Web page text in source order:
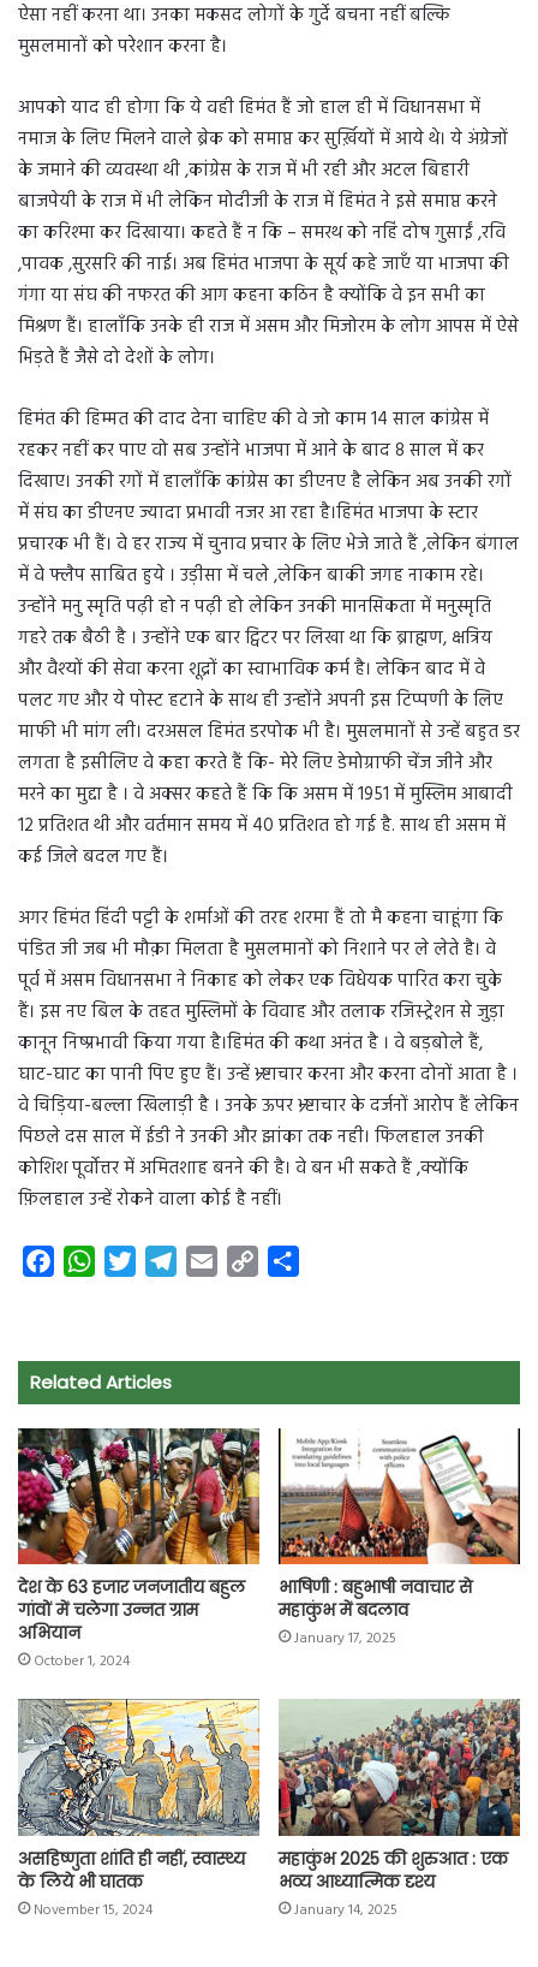
ऐसा नहीं करना था। उनका मकसद लोगों के गुर्दे बचना नहीं बल्कि
मुसलमानों को परेशान करना है।
आपको याद ही होगा कि ये वही हिमंत हैं जो हाल ही में विधानसभा में
नमाज के लिए मिलने वाले ब्रेक को समाप्त कर सुर्ख़ियों में आये थे। ये अंग्रेजों
के जमाने की व्यवस्था थी ,कांग्रेस के राज में भी रही और अटल बिहारी
बाजपेयी के राज में भी लेकिन मोदीजी के राज में हिमंत ने इसे समाप्त करने
का करिश्मा कर दिखाया। कहते हैं न कि – समरथ को नहिं दोष गुसाईं ,रवि
,पावक ,सुरसरि की नाई। अब हिमंत भाजपा के सूर्य कहे जाएँ या भाजपा की
गंगा या संघ की नफरत की आग कहना कठिन है क्योंकि वे इन सभी का
मिश्रण हैं। हालाँकि उनके ही राज में असम और मिजोरम के लोग आपस में ऐसे
भिड़ते हैं जैसे दो देशों के लोग।
हिमंत की हिम्मत की दाद देना चाहिए की वे जो काम 14 साल कांग्रेस में
रहकर नहीं कर पाए वो सब उन्होंने भाजपा में आने के बाद 8 साल में कर
दिखाए। उनकी रगों में हालाँकि कांग्रेस का डीएनए है लेकिन अब उनकी रगों
में संघ का डीएनए ज्यादा प्रभावी नजर आ रहा है।हिमंत भाजपा के स्टार
प्रचारक भी हैं। वे हर राज्य में चुनाव प्रचार के लिए भेजे जाते हैं ,लेकिन बंगाल
में वे फ्लैप साबित हुये । उड़ीसा में चले ,लेकिन बाकी जगह नाकाम रहे।
उन्होंने मनु स्मृति पढ़ी हो न पढ़ी हो लेकिन उनकी मानसिकता में मनुस्मृति
गहरे तक बैठी है । उन्होंने एक बार ट्विटर पर लिखा था कि ब्राह्मण, क्षत्रिय
और वैश्यों की सेवा करना शूद्रों का स्वाभाविक कर्म है। लेकिन बाद में वे
पलट गए और ये पोस्ट हटाने के साथ ही उन्होंने अपनी इस टिप्पणी के लिए
माफी भी मांग ली। दरअसल हिमंत डरपोक भी है। मुसलमानों से उन्हें बहुत डर
लगता है इसीलिए वे कहा करते हैं कि- मेरे लिए डेमोग्राफी चेंज जीने और
मरने का मुद्दा है । वे अक्सर कहते हैं कि कि असम में 1951 में मुस्लिम आबादी
12 प्रतिशत थी और वर्तमान समय में 40 प्रतिशत हो गई है. साथ ही असम में
कई जिले बदल गए हैं।
अगर हिमंत हिंदी पट्टी के शर्माओं की तरह शरमा हैं तो मै कहना चाहूंगा कि
पंडित जी जब भी मौक़ा मिलता है मुसलमानों को निशाने पर ले लेते है। वे
पूर्व में असम विधानसभा ने निकाह को लेकर एक विधेयक पारित करा चुके
हैं। इस नए बिल के तहत मुस्लिमों के विवाह और तलाक रजिस्ट्रेशन से जुड़ा
कानून निष्प्रभावी किया गया है।हिमंत की कथा अनंत है । वे बड़बोले हैं,
घाट-घाट का पानी पिए हुए हैं। उन्हें भ्र्ष्टाचार करना और करना दोनों आता है ।
वे चिड़िया-बल्ला खिलाड़ी है । उनके ऊपर भ्र्ष्टाचार के दर्जनों आरोप हैं लेकिन
पिछले दस साल में ईडी ने उनकी और झांका तक नही। फिलहाल उनकी
कोशिश पूर्वोत्तर में अमितशाह बनने की है। वे बन भी सकते हैं ,क्योंकि
फ़िलहाल उन्हें रोकने वाला कोई है नहीं।
e
b
o
k
W
t
s
p
p
t
t
r
e
a
m
i
y
n
k
r
Related Articles
देश के 63 हजार जनजातीय बहुल
गांवों में चलेगा उन्नत ग्राम
अभियान
October 1, 2024
भाषिणी : बहुभाषी नवाचार से
महाकुंभ में बदलाव
January 17, 2025
असहिष्णुता शांति ही नहीं, स्वास्थ्य
के लिये भी घातक
November 15, 2024
महाकुंभ 2025 की शुरुआत : एक
भव्य आध्यात्मिक दृश्य
January 14, 2025